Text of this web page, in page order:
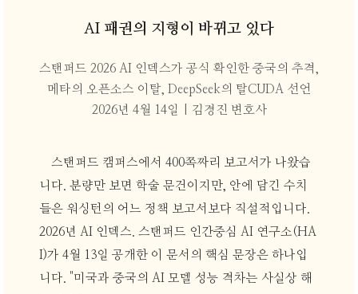
AI 패권의 지형이 바뀌고 있다
스탠퍼드 2026 AI 인덱스가 공식 확인한 중국의 추격,
메타의 오픈소스 이탈, DeepSeek의 탈CUDA 선언
2026년 4월 14일 | 김경진 변호사
스탠퍼드 캠퍼스에서 400쪽짜리 보고서가 나왔습
니다. 분량만 보면 학술 문건이지만, 안에 담긴 수치
들은 워싱턴의 어느 정책 보고서보다 직설적입니다.
2026년 AI 인덱스. 스탠퍼드 인간중심 AI 연구소(HA
I)가 4월 13일 공개한 이 문서의 핵심 문장은 하나입
니다. "미국과 중국의 AI 모델 성능 격차는 사실상 해